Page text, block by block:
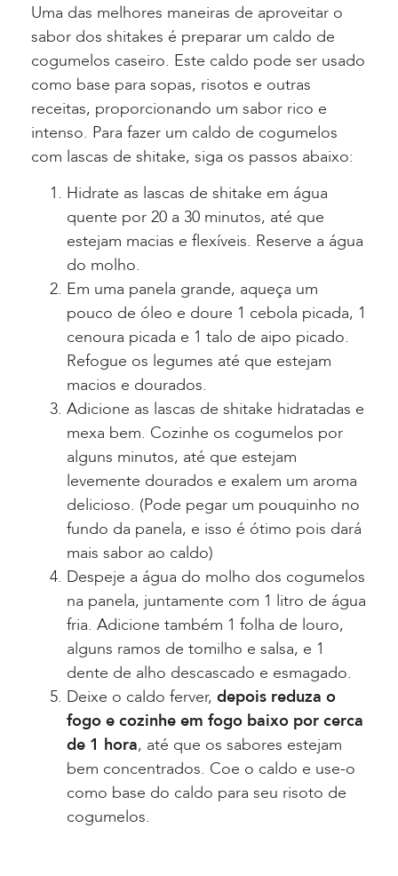
Uma das melhores maneiras de aproveitar o
sabor dos shitakes é preparar um caldo de
cogumelos caseiro. Este caldo pode ser usado
como base para sopas, risotos e outras
receitas, proporcionando um sabor rico e
intenso. Para fazer um caldo de cogumelos
com lascas de shitake, siga os passos abaixo:
Hidrate as lascas de shitake em água
quente por 20 a 30 minutos, até que
estejam macias e flexíveis. Reserve a água
do molho.
Em uma panela grande, aqueça um
pouco de óleo e doure 1 cebola picada, 1
cenoura picada e 1 talo de aipo picado.
Refogue os legumes até que estejam
macios e dourados.
Adicione as lascas de shitake hidratadas e
mexa bem. Cozinhe os cogumelos por
alguns minutos, até que estejam
levemente dourados e exalem um aroma
delicioso. (Pode pegar um pouquinho no
fundo da panela, e isso é ótimo pois dará
mais sabor ao caldo)
Despeje a água do molho dos cogumelos
na panela, juntamente com 1 litro de água
fria. Adicione também 1 folha de louro,
alguns ramos de tomilho e salsa, e 1
dente de alho descascado e esmagado.
Deixe o caldo ferver, depois reduza o
fogo e cozinhe em fogo baixo por cerca
de 1 hora, até que os sabores estejam
bem concentrados. Coe o caldo e use-o
como base do caldo para seu risoto de
cogumelos.